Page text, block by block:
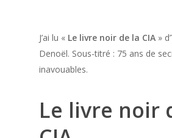
J’ai lu « Le livre noir de la CIA »
Denoël. Sous-titré : 75 ans de
inavouables.
Le livre noir